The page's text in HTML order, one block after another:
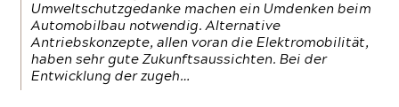
Umweltschutzgedanke machen ein Umdenken beim
Automobilbau notwendig. Alternative
Antriebskonzepte, allen voran die Elektromobilität,
haben sehr gute Zukunftsaussichten. Bei der
Entwicklung der zugeh…